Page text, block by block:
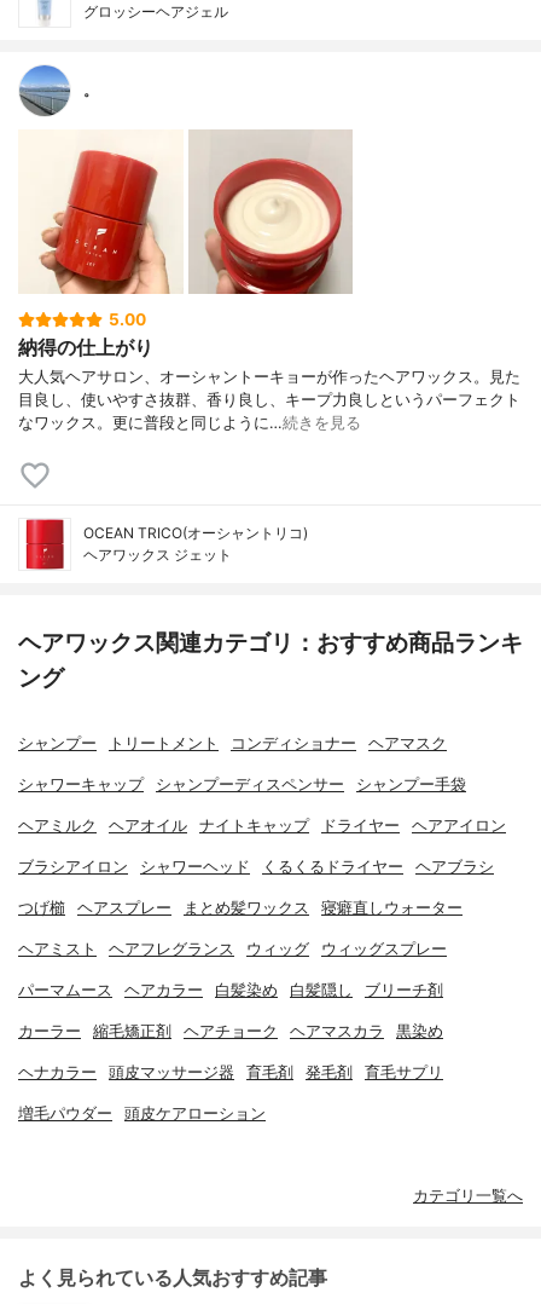
グロッシーヘアジェル
。
5.00
納得の仕上がり
大人気ヘアサロン、オーシャントーキョーが作ったヘアワックス。見た
目良し、使いやすさ抜群、香り良し、キープ力良しというパーフェクト
なワックス。更に普段と同じように…続きを見る
OCEAN TRICO(オーシャントリコ)
ヘアワックス ジェット
ヘアワックス関連カテゴリ：おすすめ商品ランキ
ング
シャンプー トリートメント コンディショナー ヘアマスク
シャワーキャップ シャンプーディスペンサー シャンプー手袋
ヘアミルク ヘアオイル ナイトキャップ ドライヤー ヘアアイロン
ブラシアイロン シャワーヘッド くるくるドライヤー ヘアブラシ
つげ櫛 ヘアスプレー まとめ髪ワックス 寝癖直しウォーター
ヘアミスト ヘアフレグランス ウィッグ ウィッグスプレー
パーマムース ヘアカラー 白髪染め 白髪隠し ブリーチ剤
カーラー 縮毛矯正剤 ヘアチョーク ヘアマスカラ 黒染め
ヘナカラー 頭皮マッサージ器 育毛剤 発毛剤 育毛サプリ
増毛パウダー 頭皮ケアローション
カテゴリ一覧へ
よく見られている人気おすすめ記事